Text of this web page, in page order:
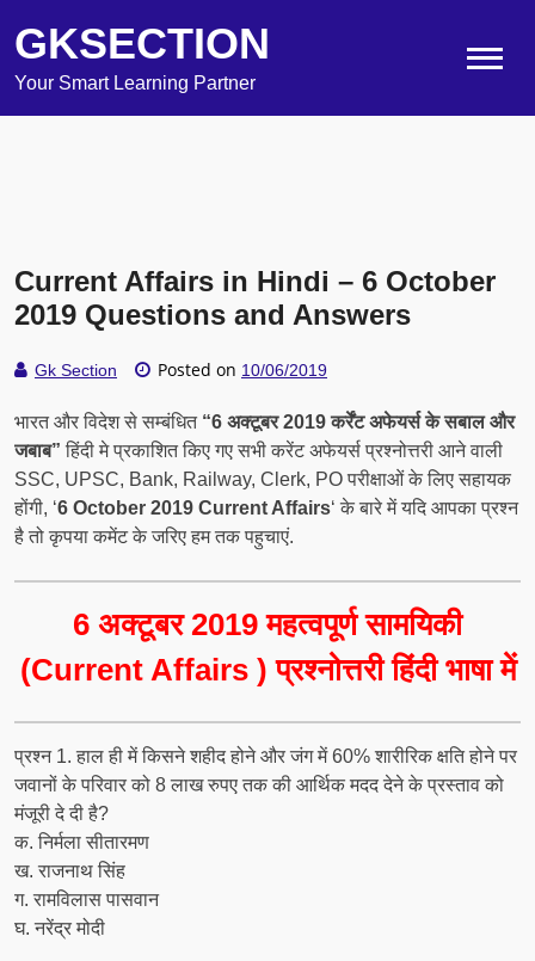
GKSECTION
Your Smart Learning Partner
Current Affairs in Hindi – 6 October
2019 Questions and Answers
Gk Section Posted on 10/06/2019
भारत और विदेश से सम्बंधित “6 अक्टूबर 2019 कर्रेंट अफेयर्स के सबाल और
जबाब” हिंदी मे प्रकाशित किए गए सभी करेंट अफेयर्स प्रश्नोत्तरी आने वाली
SSC, UPSC, Bank, Railway, Clerk, PO परीक्षाओं के लिए सहायक
होंगी, ‘6 October 2019 Current Affairs‘ के बारे में यदि आपका प्रश्न
है तो कृपया कमेंट के जरिए हम तक पहुचाएं.
6 अक्टूबर 2019 महत्वपूर्ण सामयिकी
(Current Affairs ) प्रश्नोत्तरी हिंदी भाषा में
प्रश्‍न 1. हाल ही में किसने शहीद होने और जंग में 60% शारीरिक क्षति होने पर
जवानों के परिवार को 8 लाख रुपए तक की आर्थिक मदद देने के प्रस्ताव को
मंजूरी दे दी है?
क. निर्मला सीतारमण
ख. राजनाथ सिंह
ग. रामविलास पासवान
घ. नरेंद्र मोदी